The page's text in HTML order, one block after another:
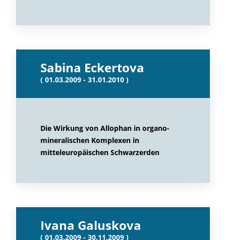
Sabina Eckertova
( 01.03.2009 - 31.01.2010 )
Die Wirkung von Allophan in organo-
mineralischen Komplexen in
mitteleuropäischen Schwarzerden
Ivana Galuskova
( 01.03.2009 - 30.11.2009 )